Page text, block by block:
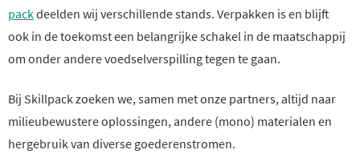
packdeelden wij verschillende stands. Verpakken is en blijft
ook in de toekomst een belangrijke schakel in de maatschappij
om onder andere voedselverspilling tegen te gaan.
Bij Skillpack zoeken we, samen met onze partners, altijd naar
milieubewustere oplossingen, andere (mono) materialen en
hergebruik van diverse goederenstromen.